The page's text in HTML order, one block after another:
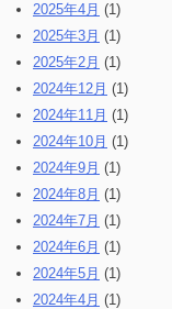
2025年4月 (1)
2025年3月 (1)
2025年2月 (1)
2024年12月 (1)
2024年11月 (1)
2024年10月 (1)
2024年9月 (1)
2024年8月 (1)
2024年7月 (1)
2024年6月 (1)
2024年5月 (1)
2024年4月 (1)